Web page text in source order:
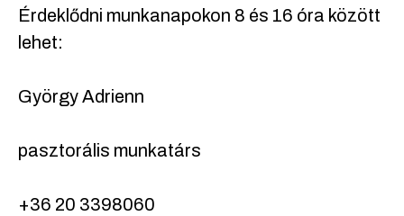
Érdeklődni munkanapokon 8 és 16 óra között
lehet:
György Adrienn
pasztorális munkatárs
+36 20 3398060